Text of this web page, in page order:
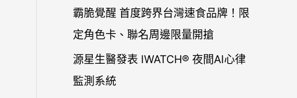
霸脆覺醒 首度跨界台灣速食品牌！限
定角色卡、聯名周邊限量開搶
源星生醫發表 IWATCH® 夜間AI心律
監測系統